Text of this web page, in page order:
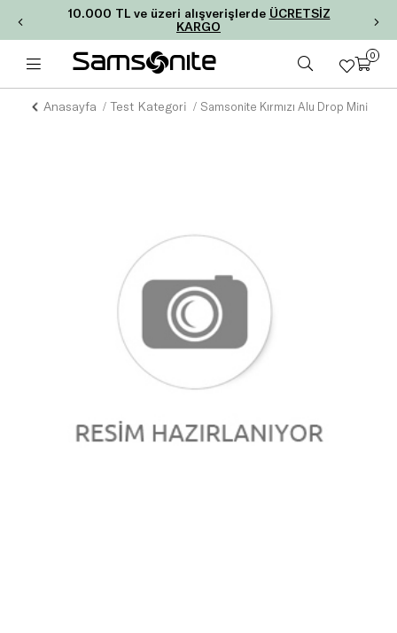
10.000 TL ve üzeri alışverişlerde ÜCRETSİZ
KARGO
0
Anasayfa Test Kategori